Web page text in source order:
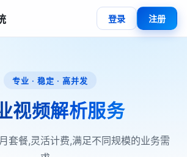
登录 注册
专业 · 稳定 · 高并发
视频解析服务
套餐,灵活计费,满足不同规模的业务需